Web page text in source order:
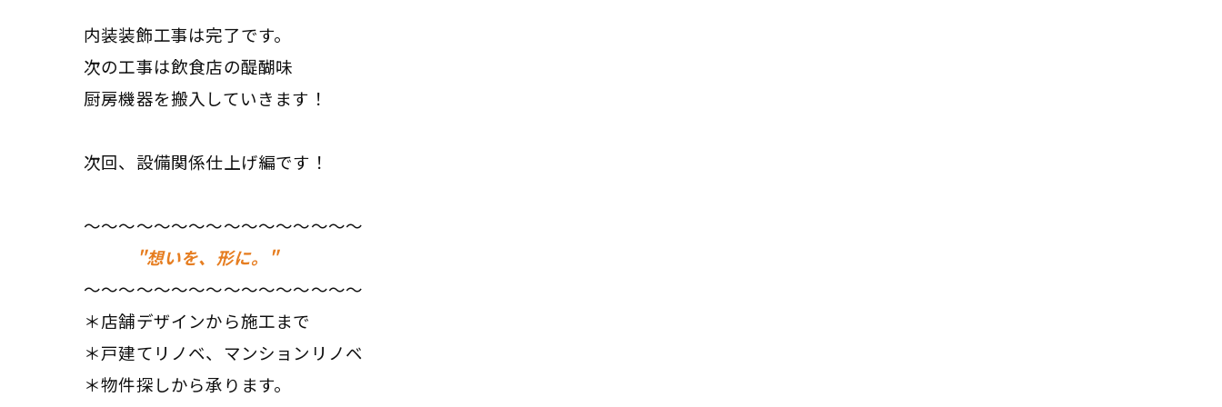
内装装飾工事は完了です。
次の工事は飲食店の醍醐味
厨房機器を搬入していきます！
次回、設備関係仕上げ編です！
〜〜〜〜〜〜〜〜〜〜〜〜〜〜〜〜
"想いを、形に。"
〜〜〜〜〜〜〜〜〜〜〜〜〜〜〜〜
＊店舗デザインから施工まで
＊戸建てリノベ、マンションリノベ
＊物件探しから承ります。